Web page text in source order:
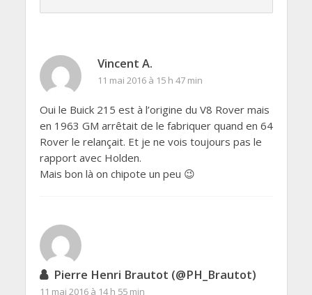
Vincent A.
11 mai 2016 à 15 h 47 min
Oui le Buick 215 est à l’origine du V8 Rover mais
en 1963 GM arrêtait de le fabriquer quand en 64
Rover le relançait. Et je ne vois toujours pas le
rapport avec Holden.
Mais bon là on chipote un peu 😉
Pierre Henri Brautot (@PH_Brautot)
11 mai 2016 à 14 h 55 min